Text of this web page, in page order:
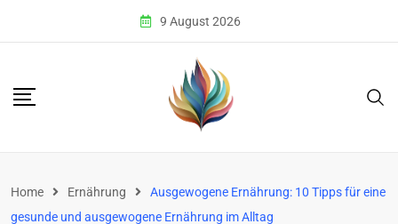
9 August 2026
Home Ernährung
Ausgewogene Ernährung: 10 Tipps für eine
gesunde und ausgewogene Ernährung im Alltag